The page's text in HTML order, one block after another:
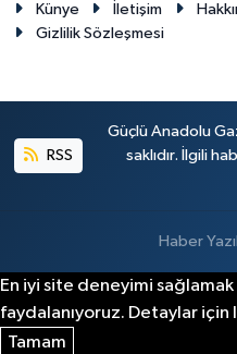
Künye İletişim
Gizlilik Sözleşmesi
RSS
Güçlü Anadolu
saklıdır. İlgili
Haber
En iyi site deneyimi
faydalanıyoruz. Detaylar için
Tamam